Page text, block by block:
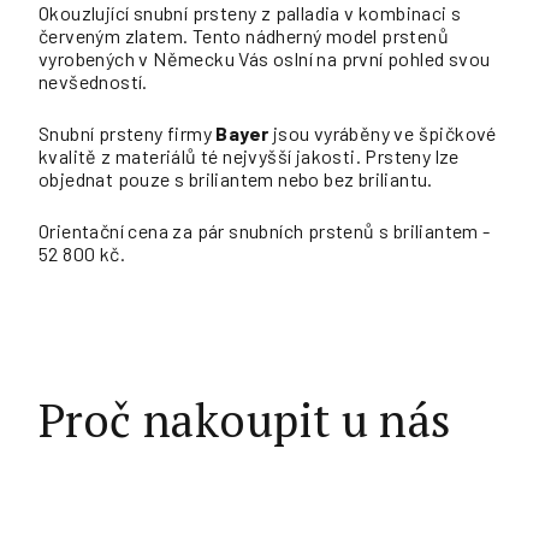
Okouzlující snubní prsteny z palladia v kombinaci s
červeným zlatem. Tento nádherný model prstenů
vyrobených v Německu Vás oslní na první pohled svou
nevšedností.
Snubní prsteny firmy Bayer jsou vyráběny ve špičkové
kvalitě z materiálů té nejvyšší jakosti. Prsteny lze
objednat pouze s briliantem nebo bez briliantu.
Orientační cena za pár snubních prstenů s briliantem -
52 800 kč.
Proč nakoupit u nás